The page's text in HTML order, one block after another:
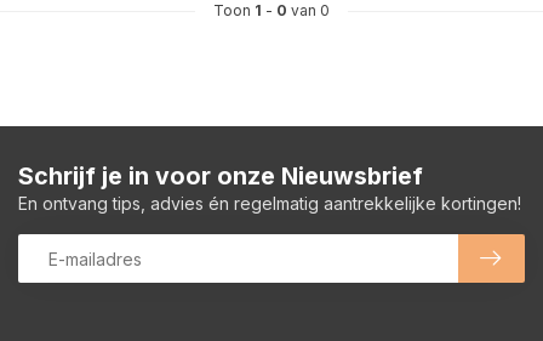
Toon 1 - 0 van 0
Schrijf je in voor onze Nieuwsbrief
En ontvang tips, advies én regelmatig aantrekkelijke kortingen!